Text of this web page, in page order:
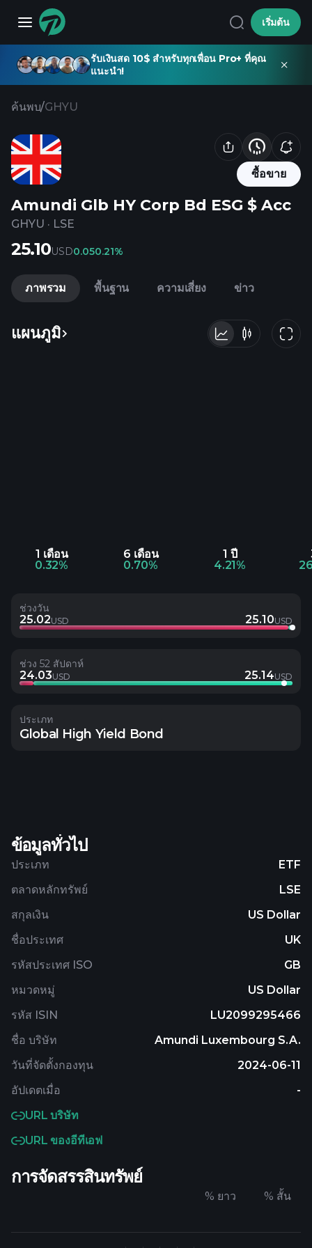
เริ่มต้น
รับเงินสด 10$ สำหรับทุกเพื่อน Pro+ ที่คุณ
แนะนำ!
ค้นพบ/GHYU
ซื้อขาย
Amundi Glb HY Corp Bd ESG $ Acc
GHYU · LSE
25.10USD0.050.21%
ภาพรวม พื้นฐาน ความเสี่ยง ข่าว
แผนภูมิ
1 เดือน
0.32%
6 เดือน
0.70%
1 ปี
4.21%
ช่วงวัน
25.02USD 25.10USD
ช่วง 52 สัปดาห์
24.03USD 25.14USD
ประเภท
Global High Yield Bond
ข้อมูลทั่วไป
ประเภท
ETF
ตลาดหลักทรัพย์
LSE
สกุลเงิน
US Dollar
ชื่อประเทศ
UK
รหัสประเทศ ISO
GB
หมวดหมู่
US Dollar
รหัส ISIN
LU2099295466
ชื่อ บริษัท
Amundi Luxembourg S.A.
วันที่จัดตั้งกองทุน
2024-06-11
อัปเดตเมื่อ
-
URL บริษัท
URL ของอีทีเอฟ
การจัดสรรสินทรัพย์
% ยาว % สั้น